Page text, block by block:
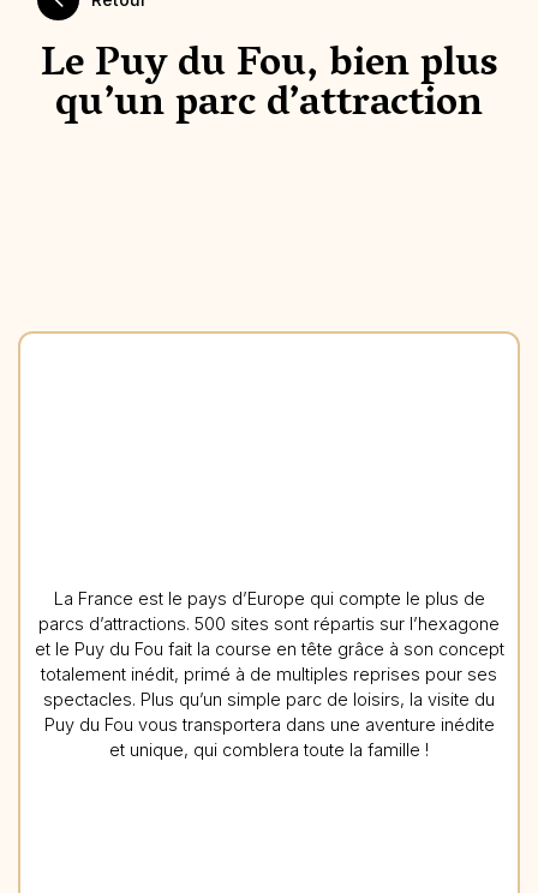
Le Puy du Fou, bien plus
qu’un parc d’attraction
La France est le pays d’Europe qui compte le plus de
parcs d’attractions. 500 sites sont répartis sur l’hexagone
et le Puy du Fou fait la course en tête grâce à son concept
totalement inédit, primé à de multiples reprises pour ses
spectacles. Plus qu’un simple parc de loisirs, la visite du
Puy du Fou vous transportera dans une aventure inédite
et unique, qui comblera toute la famille !